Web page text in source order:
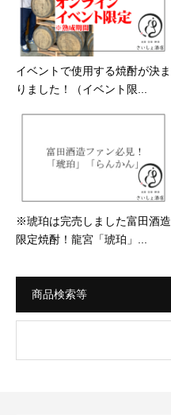
イベントで使用する焼酎が決ま
りました！（イベント限...
※琥珀は完売しました富田酒造
限定焼酎！龍宮「琥珀」...
商品検索等